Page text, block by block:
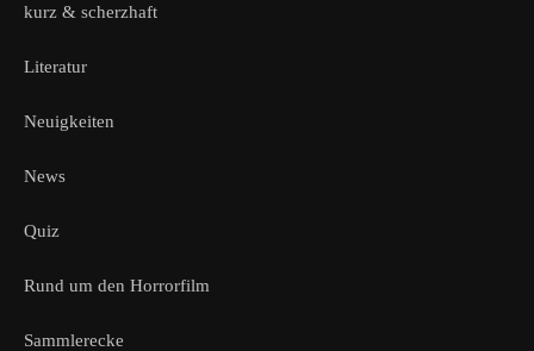
kurz & scherzhaft
Literatur
Neuigkeiten
News
Quiz
Rund um den Horrorfilm
Sammlerecke